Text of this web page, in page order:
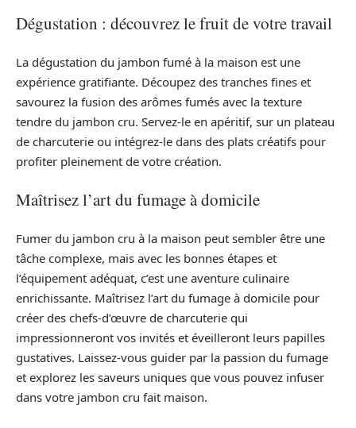
Dégustation : découvrez le fruit de votre travail
La dégustation du jambon fumé à la maison est une
expérience gratifiante. Découpez des tranches fines et
savourez la fusion des arômes fumés avec la texture
tendre du jambon cru. Servez-le en apéritif, sur un plateau
de charcuterie ou intégrez-le dans des plats créatifs pour
profiter pleinement de votre création.
Maîtrisez l’art du fumage à domicile
Fumer du jambon cru à la maison peut sembler être une
tâche complexe, mais avec les bonnes étapes et
l’équipement adéquat, c’est une aventure culinaire
enrichissante. Maîtrisez l’art du fumage à domicile pour
créer des chefs-d’œuvre de charcuterie qui
impressionneront vos invités et éveilleront leurs papilles
gustatives. Laissez-vous guider par la passion du fumage
et explorez les saveurs uniques que vous pouvez infuser
dans votre jambon cru fait maison.